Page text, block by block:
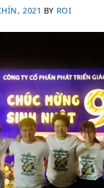
2021 BY ROI